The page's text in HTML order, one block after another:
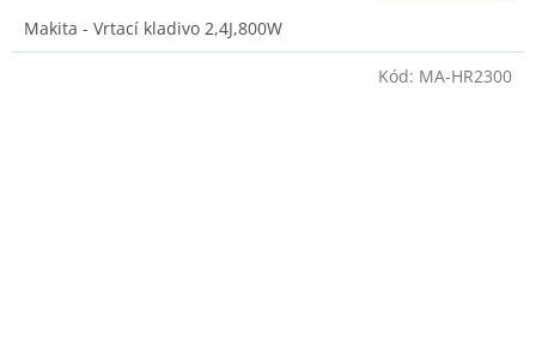
Makita - Vrtací kladivo 2,4J,800W
Kód: MA-HR2300